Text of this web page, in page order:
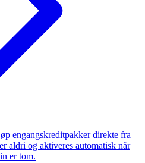
engangskreditpakker direkte fra
aldri og aktiveres automatisk når
er tom.